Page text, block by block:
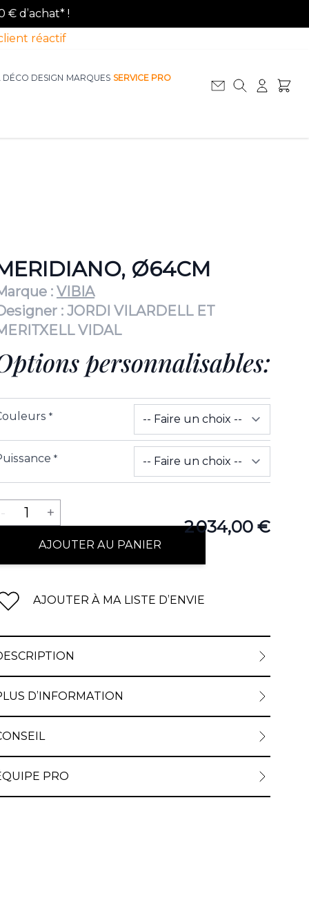
€ d’achat* !
réactif
DÉCO DESIGN MARQUES SERVICE PRO
Ø64CM
: VIBIA
: JORDI VILARDELL ET
VIDAL
personnalisables:
*
*
2 034,00 €
- 1 +
AJOUTER AU PANIER
AJOUTER À MA LISTE D’ENVIE
D’INFORMATION
PRO